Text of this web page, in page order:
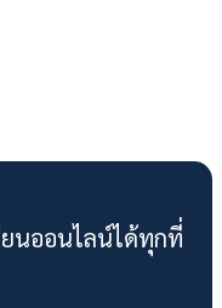
ยนออนไลน์ได้ทุกที่